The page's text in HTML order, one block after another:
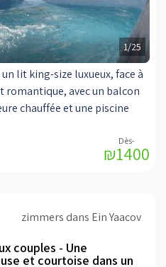
1/25
lit king-size luxueux, face à
romantique, avec un balcon
chauffée et une piscine
orthopédique, canaux de
(TV LCD (42 "/ 28, home
poêle à huile de haute
coin jacuzzi de la suite,
privé étranger il ya une
un immense courant de
₪1400
zimmers dans Ein Yaacov
couples - Une
et courtoise dans un